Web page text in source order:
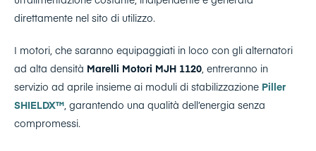
direttamente nel sito di utilizzo.
I motori, che saranno equipaggiati in loco con gli alternatori
ad alta densità Marelli Motori MJH 1120, entreranno in
servizio ad aprile insieme ai moduli di stabilizzazione Piller
SHIELDX™, garantendo una qualità dell’energia senza
compromessi.